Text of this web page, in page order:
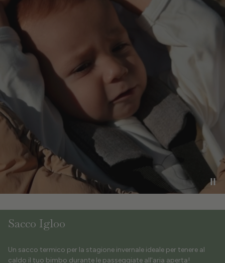
Sacco Igloo
Un sacco termico per la stagione invernale ideale per tenere al
caldo il tuo bimbo durante le passeggiate all'aria aperta!